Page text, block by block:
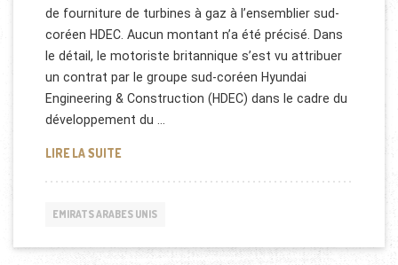
de fourniture de turbines à gaz à l’ensemblier sud-
coréen HDEC. Aucun montant n’a été précisé. Dans
le détail, le motoriste britannique s’est vu attribuer
un contrat par le groupe sud-coréen Hyundai
Engineering & Construction (HDEC) dans le cadre du
développement du …
LIRE LA SUITECONTRAT POUR ROLLS-ROYCE AUX EMIRATS
EMIRATS ARABES UNIS